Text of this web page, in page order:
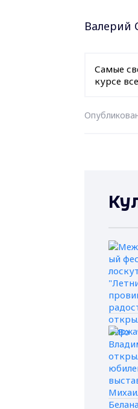
Валерий
Самые
курсе